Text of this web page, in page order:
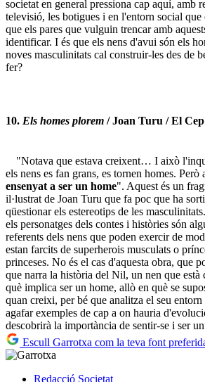
societat en general pressiona cap aquí, amb
televisió, les botigues i en l'entorn social
que els pares que vulguin trencar amb
identificar. I és que els nens d'avui són els
noves masculinitats cal construir-les des de
fer?
10. Els homes plorem / Joan Turu / El
"Notava que estava creixent… I això
els nens es fan grans, es tornen homes. Però
ensenyat a ser un home". Aquest és un
il·lustrat de Joan Turu que fa poc que ha
qüestionar els estereotips de les
els personatges dels contes i històries són
referents dels nens que poden exercir de
estan farcits de superherois musculats o
princeses. No és el cas d'aquesta obra, que
que narra la història del Nil, un nen que està
què implica ser un home, allò en què se
quan creixi, per bé que analitza el seu
agafar exemples de cap a on hauria
descobrirà la importància de sentir-se i ser
Escull Garrotxa com la teva font
Redacció Societat